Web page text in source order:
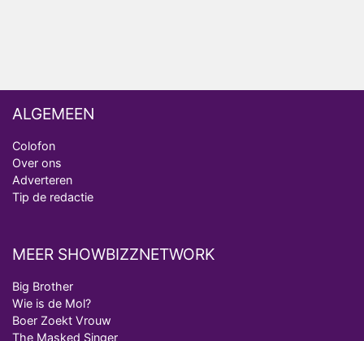
ALGEMEEN
Colofon
Over ons
Adverteren
Tip de redactie
MEER SHOWBIZZNETWORK
Big Brother
Wie is de Mol?
Boer Zoekt Vrouw
The Masked Singer